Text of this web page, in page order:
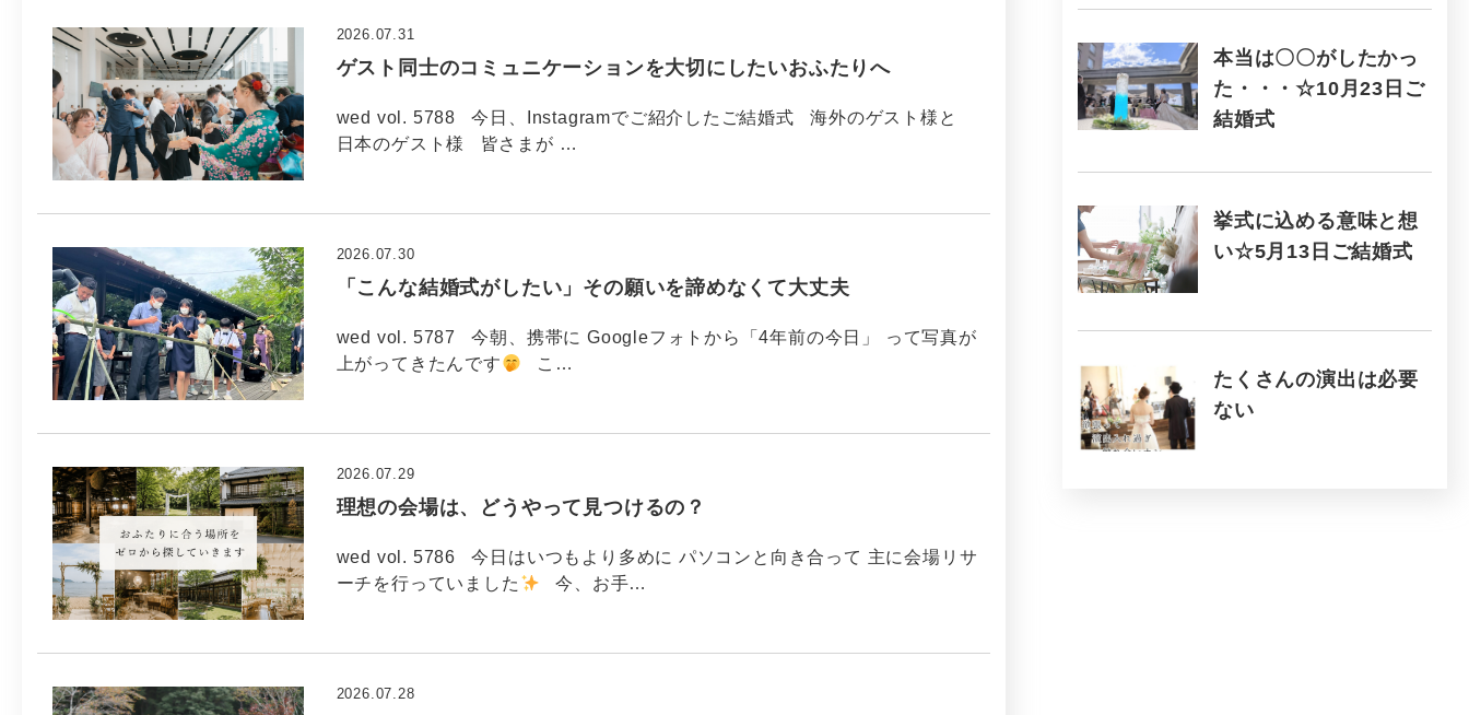
ゲスト同士のコミュニケーションを大切にしたいおふたりへ
2026.07.31
wed vol. 5788 今日、Instagramでご紹介したご結婚式 海外のゲスト様と
日本のゲスト様 皆さまが …
「こんな結婚式がしたい」その願いを諦めなくて大丈夫
2026.07.30
wed vol. 5787 今朝、携帯に Googleフォトから「4年前の今日」 って写真が
上がってきたんです
こ…
理想の会場は、どうやって見つけるの？
2026.07.29
wed vol. 5786 今日はいつもより多めに パソコンと向き合って 主に会場リサ
ーチを行っていました
今、お手…
2026.07.28
本当は〇〇がしたかっ
た・・・☆10月23日ご
結婚式
挙式に込める意味と想
い☆5月13日ご結婚式
たくさんの演出は必要
ない